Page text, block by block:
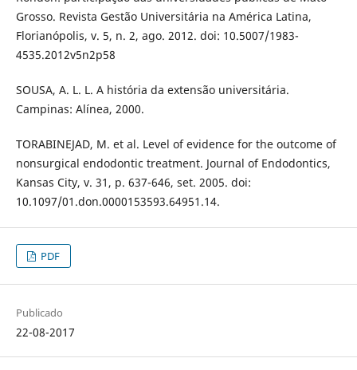
Grosso. Revista Gestão Universitária na América Latina,
Florianópolis, v. 5, n. 2, ago. 2012. doi: 10.5007/1983-
4535.2012v5n2p58
SOUSA, A. L. L. A história da extensão universitária.
Campinas: Alínea, 2000.
TORABINEJAD, M. et al. Level of evidence for the outcome of
nonsurgical endodontic treatment. Journal of Endodontics,
Kansas City, v. 31, p. 637-646, set. 2005. doi:
10.1097/01.don.0000153593.64951.14.
PDF
Publicado
22-08-2017